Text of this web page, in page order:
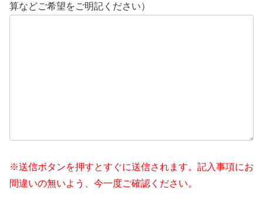
算などご希望をご明記ください）
※送信ボタンを押すとすぐに送信されます。記入事項にお
間違いの無いよう、今一度ご確認ください。